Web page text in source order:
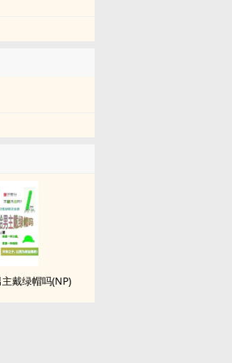
戴绿帽吗(NP)